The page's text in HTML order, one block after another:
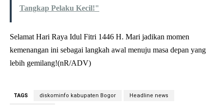
Tangkap Pelaku Kecil!"
Selamat Hari Raya Idul Fitri 1446 H. Mari jadikan momen
kemenangan ini sebagai langkah awal menuju masa depan yang
lebih gemilang!(nR/ADV)
TAGS diskominfo kabupaten Bogor Headline news